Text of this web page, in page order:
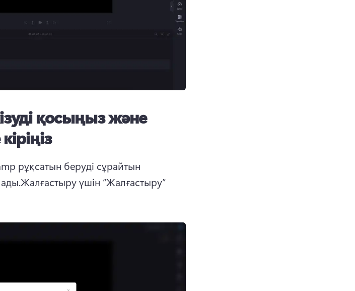
қосыңыз және
рұқсатын беруді сұрайтын
Жалғастыру үшін “Жалғастыру”